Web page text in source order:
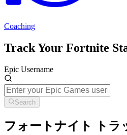
Coaching
Track Your Fortnite
Epic Username
Search
フォートナイト トラ